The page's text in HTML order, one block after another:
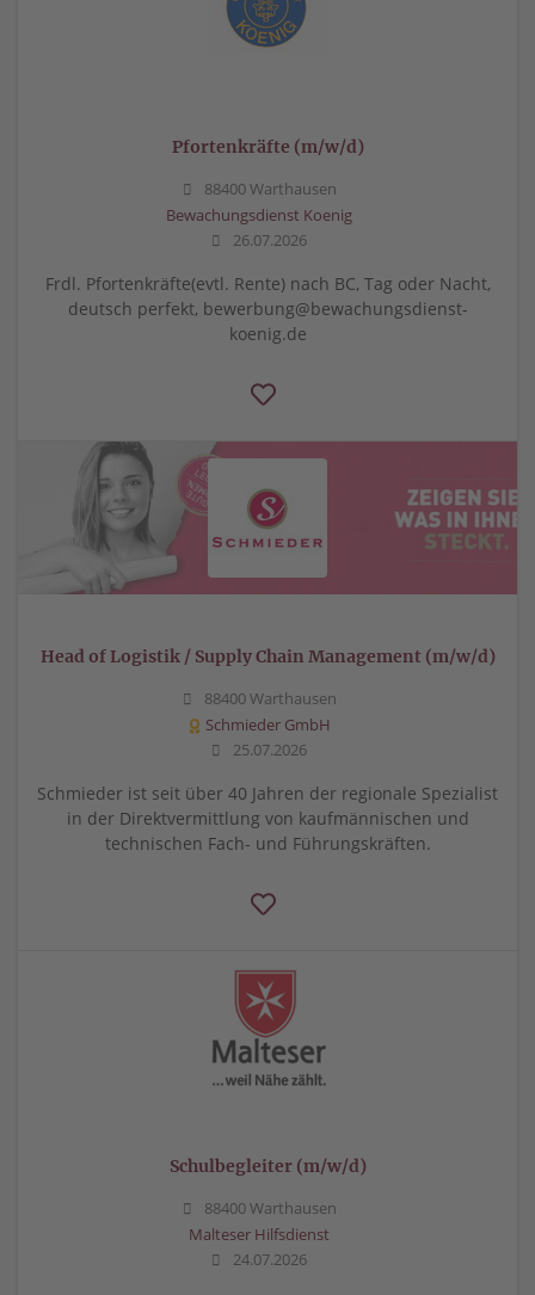
Pfortenkräfte (m/w/d)
88400 Warthausen
Bewachungsdienst Koenig
26.07.2026
Frdl. Pfortenkräfte(evtl. Rente) nach BC, Tag oder Nacht,
deutsch perfekt, bewerbung@bewachungsdienst-
koenig.de
Head of Logistik / Supply Chain Management (m/w/d)
88400 Warthausen
Schmieder GmbH
25.07.2026
Schmieder ist seit über 40 Jahren der regionale Spezialist
in der Direktvermittlung von kaufmännischen und
technischen Fach- und Führungskräften.
Schulbegleiter (m/w/d)
88400 Warthausen
Malteser Hilfsdienst
24.07.2026